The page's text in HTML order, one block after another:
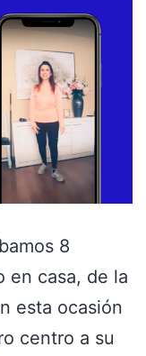
8
en casa, de la
esta ocasión
centro a su